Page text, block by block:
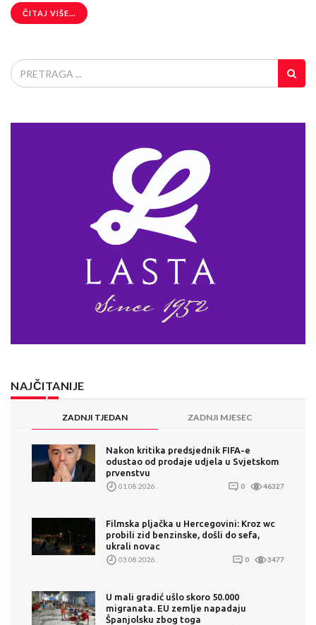
ČITAJ VIŠE...
NAJČITANIJE
ZADNJI TJEDAN ZADNJI MJESEC
Nakon kritika predsjednik FIFA-e
odustao od prodaje udjela u Svjetskom
prvenstvu
01.08.2026. 0 46327
Filmska pljačka u Hercegovini: Kroz wc
probili zid benzinske, došli do sefa,
ukrali novac
03.08.2026. 0 3477
U mali gradić ušlo skoro 50.000
migranata. EU zemlje napadaju
Španjolsku zbog toga